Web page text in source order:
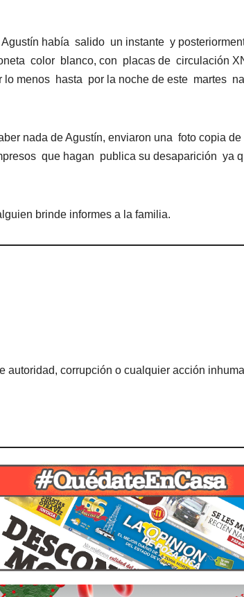
había salido un instante y
color blanco, con placas de circulación
lo menos hasta por la noche de este martes
nada de Agustín, enviaron una foto copia de
que hagan publica su desaparición ya
brinde informes a la familia.
autoridad, corrupción o cualquier acción